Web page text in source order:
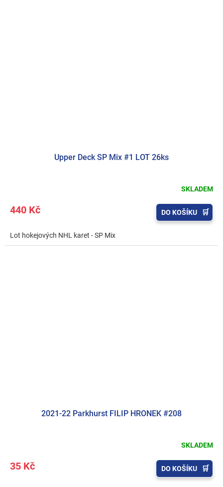
Upper Deck SP Mix #1 LOT 26ks
SKLADEM
440 Kč DO KOŠÍKU
Lot hokejových NHL karet - SP Mix
2021-22 Parkhurst FILIP HRONEK #208
SKLADEM
35 Kč DO KOŠÍKU